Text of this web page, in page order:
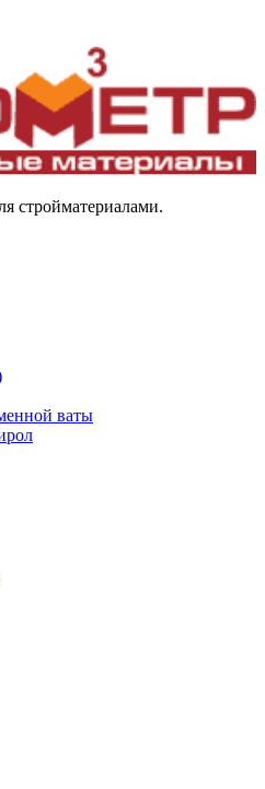
стройматериалами.
ваты